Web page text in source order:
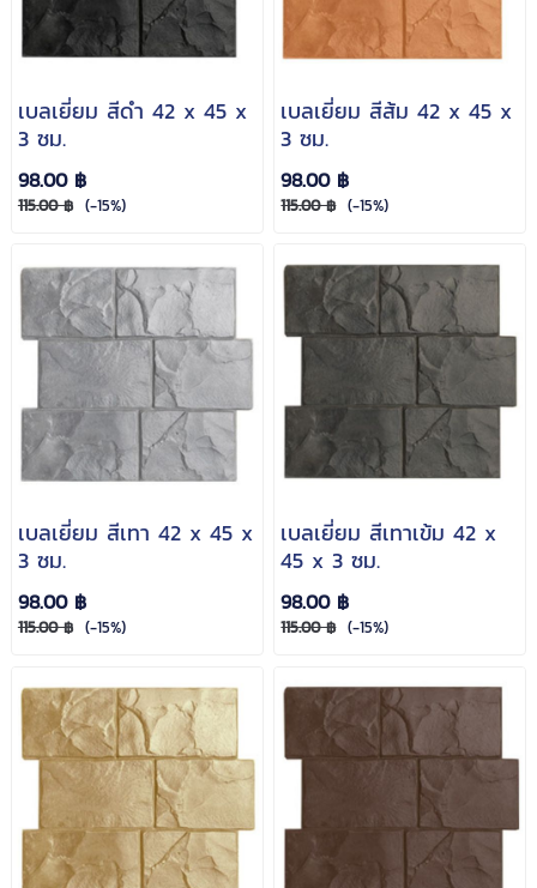
เบลเยี่ยม สีดำ 42 x 45 x
3 ซม.
98.00 ฿
115.00 ฿ (-15%)
เบลเยี่ยม สีส้ม 42 x 45 x
3 ซม.
98.00 ฿
115.00 ฿ (-15%)
เบลเยี่ยม สีเทา 42 x 45 x
3 ซม.
98.00 ฿
115.00 ฿ (-15%)
เบลเยี่ยม สีเทาเข้ม 42 x
45 x 3 ซม.
98.00 ฿
115.00 ฿ (-15%)